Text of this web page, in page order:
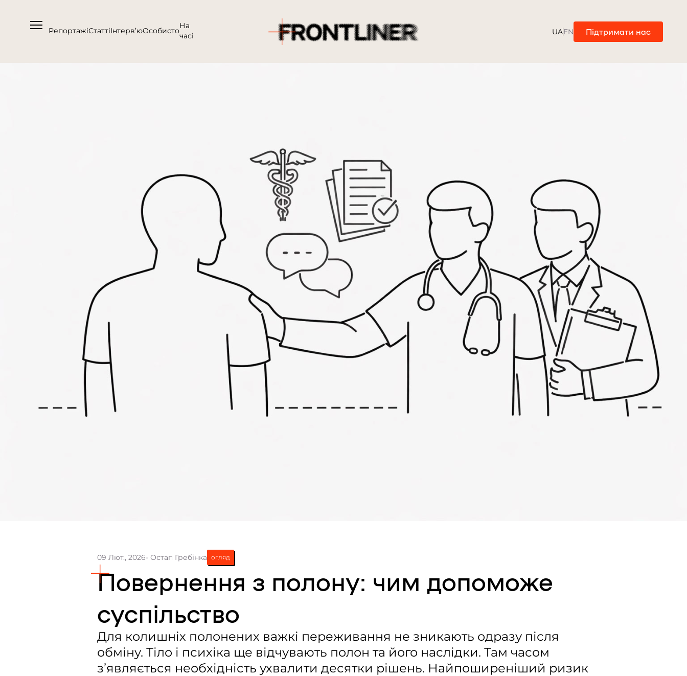
Редакційна політика | Копірайт
РепортажіСтаттіІнтерв’юОсобисто
На
часі
UAEN Підтримати нас
09 Лют., 2026- Остап Гребінка огляд
Повернення з полону: чим допоможе
суспільство
Для колишніх полонених важкі переживання не зникають одразу після
обміну. Тіло і психіка ще відчувають полон та його наслідки. Там часом
з’являється необхідність ухвалити десятки рішень. Найпоширеніший ризик